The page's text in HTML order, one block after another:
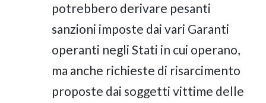
potrebbero derivare pesanti
sanzioni imposte dai vari Garanti
operanti negli Stati in cui operano,
ma anche richieste di risarcimento
proposte dai soggetti vittime delle